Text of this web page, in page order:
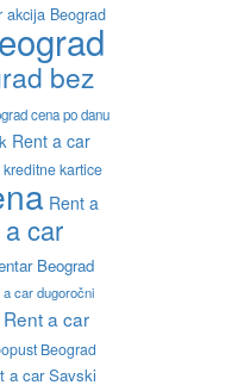
akcija Beograd
bez
cena po danu
Rent a car
kartice
Rent a
car
Beograd
a car dugoročni
Rent a car
Beograd
a car Savski